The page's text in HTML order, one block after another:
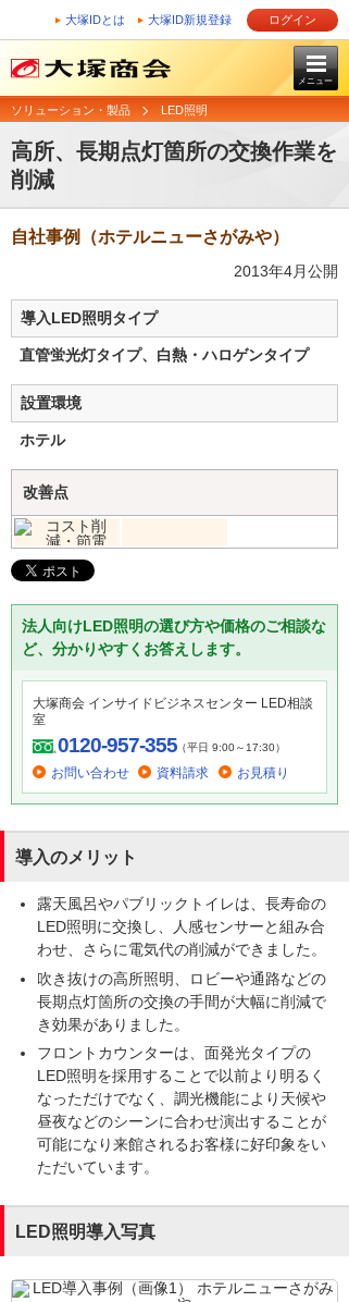
大塚IDとは 大塚ID新規登録 ログイン
メニュー
ソリューション・製品 LED照明
高所、長期点灯箇所の交換作業を
削減
自社事例（ホテルニューさがみや）
2013年4月公開
導入LED照明タイプ
直管蛍光灯タイプ、白熱・ハロゲンタイプ
設置環境
ホテル
改善点
法人向けLED照明の選び方や価格のご相談な
ど、分かりやすくお答えします。
大塚商会 インサイドビジネスセンター LED相談
室
0120-957-355（平日 9:00～17:30）
お問い合わせ 資料請求 お見積り
導入のメリット
露天風呂やパブリックトイレは、長寿命の
LED照明に交換し、人感センサーと組み合
わせ、さらに電気代の削減ができました。
吹き抜けの高所照明、ロビーや通路などの
長期点灯箇所の交換の手間が大幅に削減で
き効果がありました。
フロントカウンターは、面発光タイプの
LED照明を採用することで以前より明るく
なっただけでなく、調光機能により天候や
昼夜などのシーンに合わせ演出することが
可能になり来館されるお客様に好印象をい
ただいています。
LED照明導入写真